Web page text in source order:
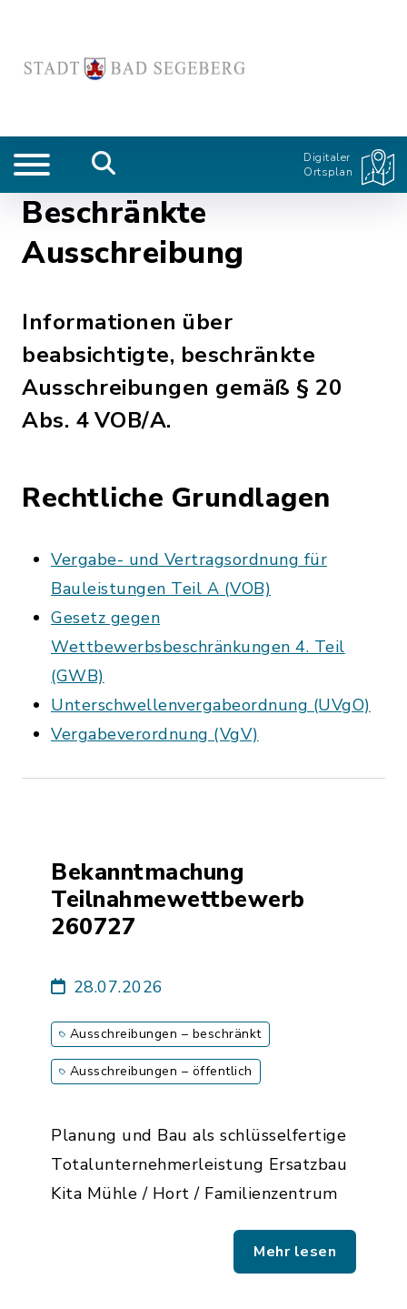
Digitaler
Ortsplan
Beschränkte
Ausschreibung
Informationen über
beabsichtigte, beschränkte
Ausschreibungen gemäß § 20
Abs. 4 VOB/A.
Rechtliche Grundlagen
Vergabe- und Vertragsordnung für
Bauleistungen Teil A (VOB)
Gesetz gegen
Wettbewerbsbeschränkungen 4. Teil
(GWB)
Unterschwellenvergabeordnung (UVgO)
Vergabeverordnung (VgV)
Bekanntmachung
Teilnahmewettbewerb
260727
28.07.2026
Ausschreibungen – beschränkt
Ausschreibungen – öffentlich
Planung und Bau als schlüsselfertige
Totalunternehmerleistung Ersatzbau
Kita Mühle / Hort / Familienzentrum
Mehr lesen